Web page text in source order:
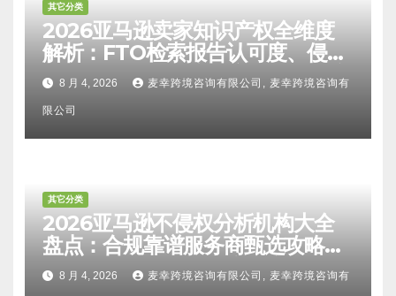
其它分类
2026亚马逊卖家知识产权全维度
解析：FTO检索报告认可度、侵权
比对区别、TRO应诉方法及服务商
甄选避坑全攻略
8 月 4, 2026 麦幸跨境咨询有限公司, 麦幸跨境咨询有
限公司
其它分类
2026亚马逊不侵权分析机构大全
盘点：合规靠谱服务商甄选攻略、
避坑FAQ及标杆机构实力详解
8 月 4, 2026 麦幸跨境咨询有限公司, 麦幸跨境咨询有